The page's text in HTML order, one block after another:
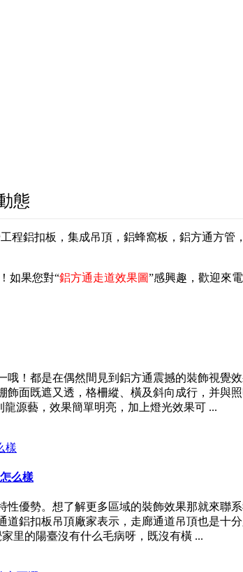
態
程鋁扣板，集成吊頂，鋁蜂窩板，鋁方通方
如果您對“鋁方通走道效果圖”感興趣，歡迎來
哦！都是在偶然間見到鋁方通震撼的裝飾視
飾面既遮又透，格柵縱、橫及斜向成行，并
源藝，效果簡單明亮，加上燈光效果可 ...
么樣
性優勢。想了解更多區域的裝飾效果那就來
鋁扣板吊頂廠家表示，走廊通道吊頂也是十
里的陽臺沒有什么毛病呀，既沒有橫 ...